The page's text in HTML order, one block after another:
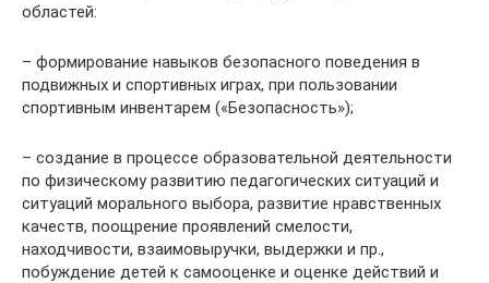
областей:
– формирование навыков безопасного поведения в
подвижных и спортивных играх, при пользовании
спортивным инвентарем («Безопасность»);
– создание в процессе образовательной деятельности
по физическому развитию педагогических ситуаций и
ситуаций морального выбора, развитие нравственных
качеств, поощрение проявлений смелости,
находчивости, взаимовыручки, выдержки и пр.,
побуждение детей к самооценке и оценке действий и